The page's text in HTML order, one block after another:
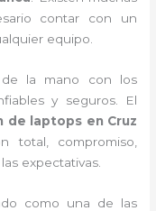
contar con un
equipo.
de la mano con los
y seguros. El
de laptops en Cruz
total, compromiso,
expectativas.
como una de las